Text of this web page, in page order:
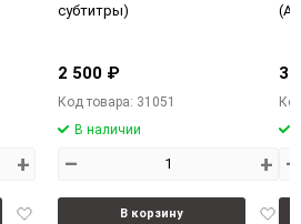
+
Добавить
субтитры)
2 500 ₽
Код товара: 31051
В наличии
– +
В корзину
3
–